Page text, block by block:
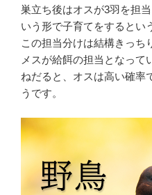
巣立ち後はオスが3羽を担
いう形で子育てをするとい
この担当分けは結構きっち
メスが給餌の担当となって
ねだると、オスは高い確率
うです。